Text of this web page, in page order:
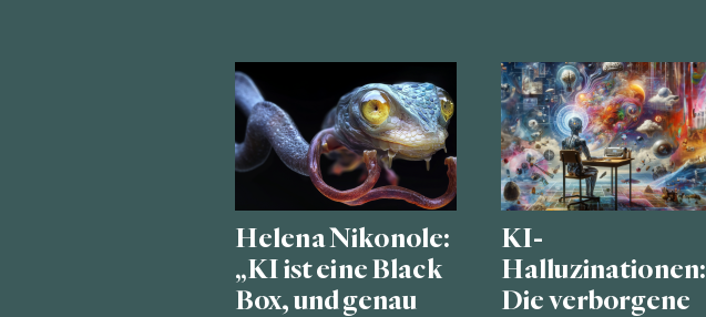
Helena Nikonole:
„KI ist eine Black
Box, und genau
KI-
Halluzinationen:
Die verborgene